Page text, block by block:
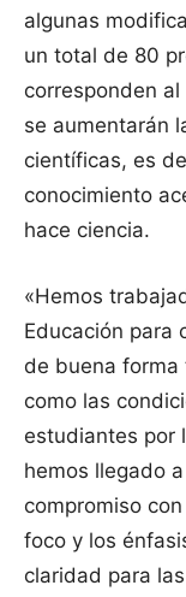
algunas
un total de 80
corresponden
se aumentarán
científicas, es
conocimiento
hace ciencia.
«Hemos
Educación para
de buena forma
como las
estudiantes por
hemos llegado
compromiso
foco y los
claridad para